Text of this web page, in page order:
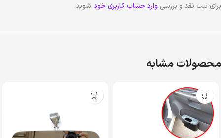
برای ثبت نقد و بررسی وارد حساب کاربری خود شوید.
محصولات مشابه